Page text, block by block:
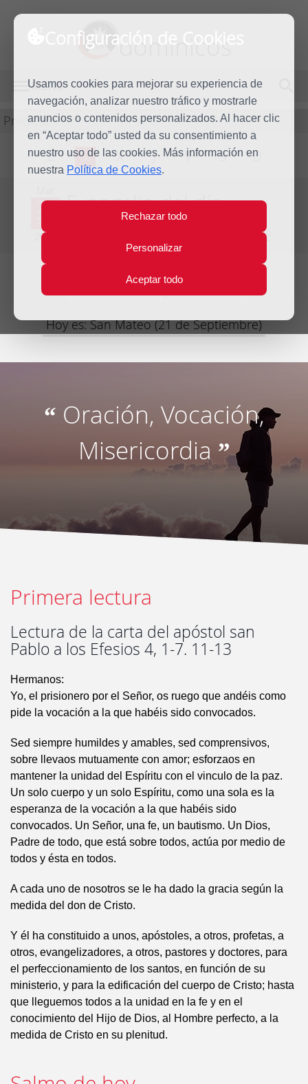
Configuración de Cookies
Usamos cookies para mejorar su experiencia de
navegación, analizar nuestro tráfico y mostrarle
anuncios o contenidos personalizados. Al hacer clic
en “Aceptar todo” usted da su consentimiento a
nuestro uso de las cookies. Más información en
nuestra Política de Cookies.
Rechazar todo
Personalizar
Aceptar todo
dominicos
MENÚ
Predicación
L M X J V S D
21
2021
Evangelio del día
Vigésimo quinta Semana del Tiempo Ordinario
Lecturas del día y comentario
Hoy es: San Mateo (21 de Septiembre)
“ Oración, Vocación,
Misericordia ”
Primera lectura
Lectura de la carta del apóstol san
Pablo a los Efesios 4, 1-7. 11-13
Hermanos:
Yo, el prisionero por el Señor, os ruego que andéis como
pide la vocación a la que habéis sido convocados.
Sed siempre humildes y amables, sed comprensivos,
sobre llevaos mutuamente con amor; esforzaos en
mantener la unidad del Espíritu con el vinculo de la paz.
Un solo cuerpo y un solo Espíritu, como una sola es la
esperanza de la vocación a la que habéis sido
convocados. Un Señor, una fe, un bautismo. Un Dios,
Padre de todo, que está sobre todos, actúa por medio de
todos y ésta en todos.
A cada uno de nosotros se le ha dado la gracia según la
medida del don de Cristo.
Y él ha constituido a unos, apóstoles, a otros, profetas, a
otros, evangelizadores, a otros, pastores y doctores, para
el perfeccionamiento de los santos, en función de su
ministerio, y para la edificación del cuerpo de Cristo; hasta
que lleguemos todos a la unidad en la fe y en el
conocimiento del Hijo de Dios, al Hombre perfecto, a la
medida de Cristo en su plenitud.